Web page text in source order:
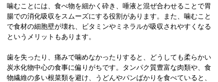
噛むことには、食べ物を細かく砕き、唾液と混ぜ合わせることで胃
腸での消化吸収をスムーズにする役割があります。また、噛むこと
で食材の細胞壁が壊れ、ビタミンやミネラルが吸収されやすくなる
というメリットもあります。
歯を失ったり、痛みで噛めなかったりすると、どうしても柔らかい
炭水化物中心の食事に偏りがちです。タンパク質豊富な肉類や、食
物繊維の多い根菜類を避け、うどんやパンばかりを食べていると、